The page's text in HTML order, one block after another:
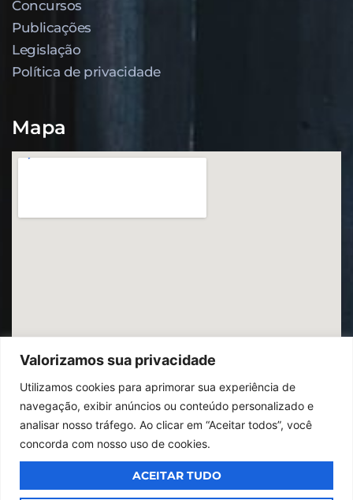
Valorizamos sua privacidade
Utilizamos cookies para aprimorar sua experiência de
navegação, exibir anúncios ou conteúdo personalizado e
analisar nosso tráfego. Ao clicar em “Aceitar todos”, você
concorda com nosso uso de cookies.
ACEITAR TUDO
Concursos
Publicações
Legislação
Política de privacidade
Mapa
Todos os direitos reservados,